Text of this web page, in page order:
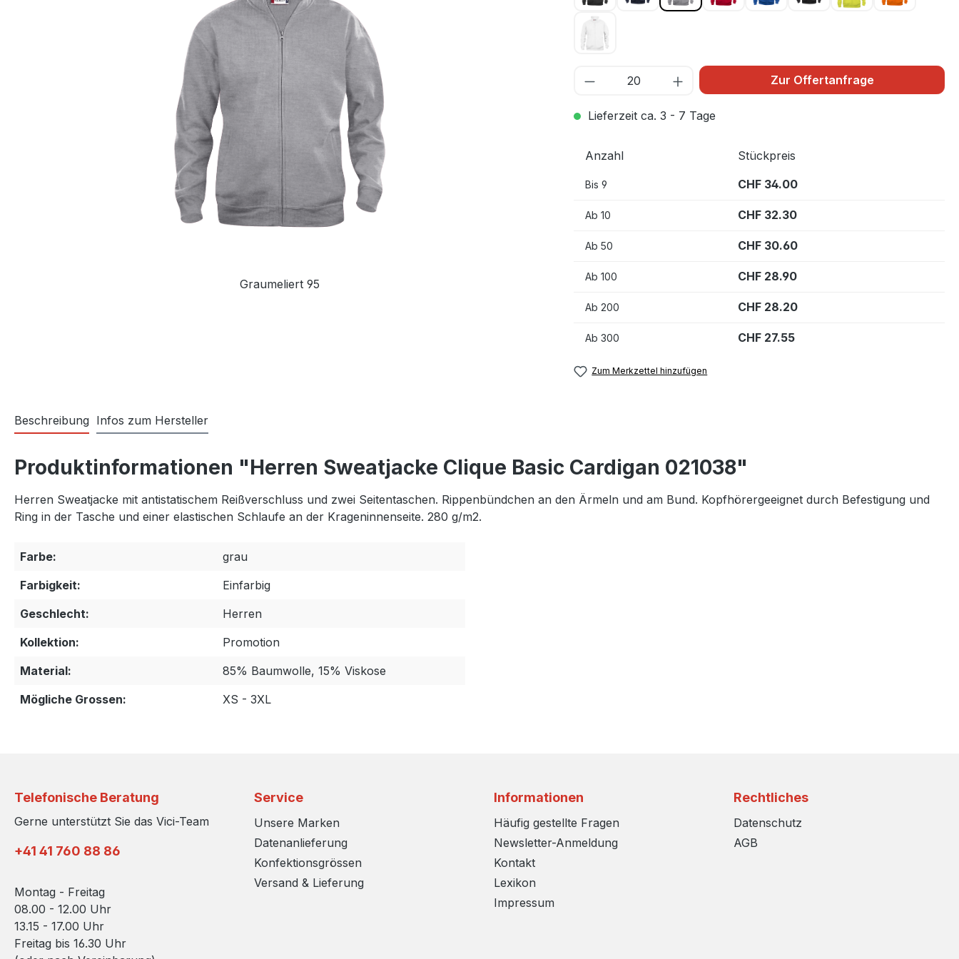
Graumeliert 95
Weiss 00
Zur Offertanfrage
Lieferzeit ca. 3 - 7 Tage
Anzahl Stückpreis
Bis 9 CHF 34.00
Ab 10 CHF 32.30
Ab 50 CHF 30.60
Ab 100 CHF 28.90
Ab 200 CHF 28.20
Ab 300 CHF 27.55
Zum Merkzettel hinzufügen
Beschreibung Infos zum Hersteller
Produktinformationen "Herren Sweatjacke Clique Basic Cardigan 021038"
Herren Sweatjacke mit antistatischem Reißverschluss und zwei Seitentaschen. Rippenbündchen an den Ärmeln und am Bund. Kopfhörergeeignet durch Befestigung und
Ring in der Tasche und einer elastischen Schlaufe an der Krageninnenseite. 280 g/m2.
Farbe:
grau
Farbigkeit:
Einfarbig
Geschlecht:
Herren
Kollektion:
Promotion
Material:
85% Baumwolle, 15% Viskose
Mögliche Grossen:
XS - 3XL
Telefonische Beratung
Gerne unterstützt Sie das Vici-Team
+41 41 760 88 86
Montag - Freitag
08.00 - 12.00 Uhr
13.15 - 17.00 Uhr
Freitag bis 16.30 Uhr
Service
Unsere Marken
Datenanlieferung
Konfektionsgrössen
Versand & Lieferung
Informationen
Häufig gestellte Fragen
Newsletter-Anmeldung
Kontakt
Lexikon
Impressum
Rechtliches
Datenschutz
AGB